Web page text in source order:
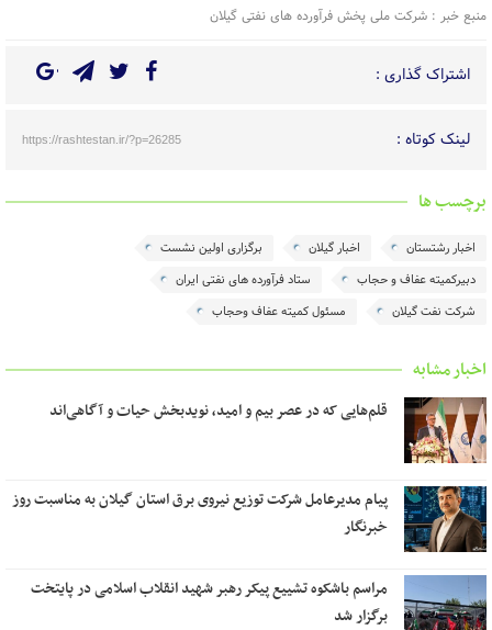
منبع خبر : شرکت ملی پخش فرآورده های نفتی گیلان
اشتراک گذاری :
لینک کوتاه : https://rashtestan.ir/?p=26285
برچسب ها
اخبار رشتستان اخبار گیلان
برگزاری اولین نشست
دبیرکمیته عفاف و حجاب
ستاد فرآورده های نفتی ایران
شرکت نفت گیلان
مسئول کمیته عفاف وحجاب
اخبار مشابه
قلم‌هایی که در عصر بیم و امید، نویدبخش حیات و آگاهی‌اند
پیام مدیرعامل شرکت توزیع نیروی برق استان گیلان به مناسبت روز
خبرنگار ‌
مراسم باشکوه تشییع پیکر رهبر شهید انقلاب اسلامی در پایتخت
برگزار شد